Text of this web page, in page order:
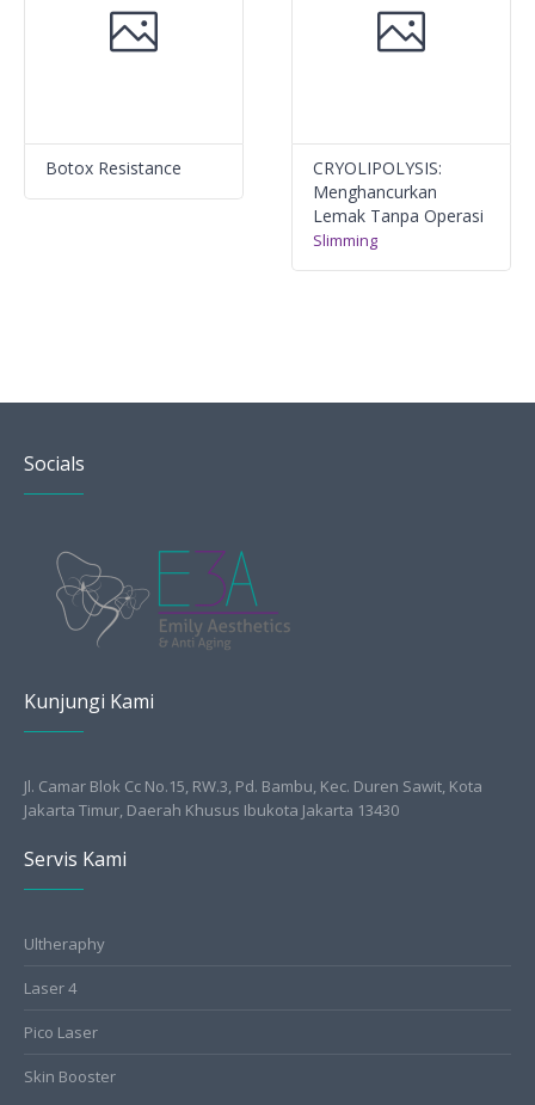
Botox Resistance
CRYOLIPOLYSIS:
Menghancurkan
Lemak Tanpa Operasi
Slimming
Socials
Kunjungi Kami
Jl. Camar Blok Cc No.15, RW.3, Pd. Bambu, Kec. Duren Sawit, Kota
Jakarta Timur, Daerah Khusus Ibukota Jakarta 13430
Servis Kami
Ultheraphy
Laser 4
Pico Laser
Skin Booster